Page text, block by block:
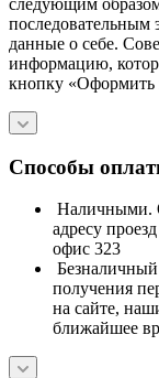
последовательным
данные о себе.
информацию,
кнопку «Оформить
Способы
Наличными.
адресу
офис 323
Безналичный
получения
на сайте,
ближайшее